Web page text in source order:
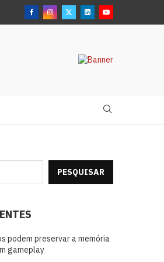
PESQUISAR
podem preservar a memória
gameplay